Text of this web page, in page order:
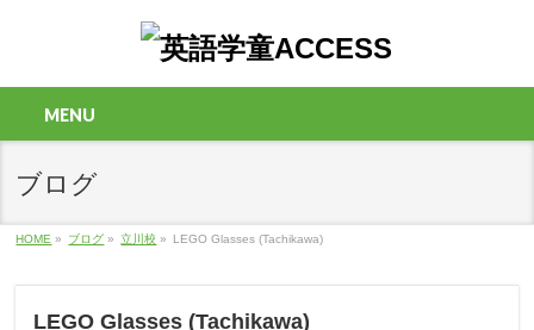
MENU
ブログ
HOME » ブログ » 立川校 » LEGO Glasses (Tachikawa)
LEGO Glasses (Tachikawa)